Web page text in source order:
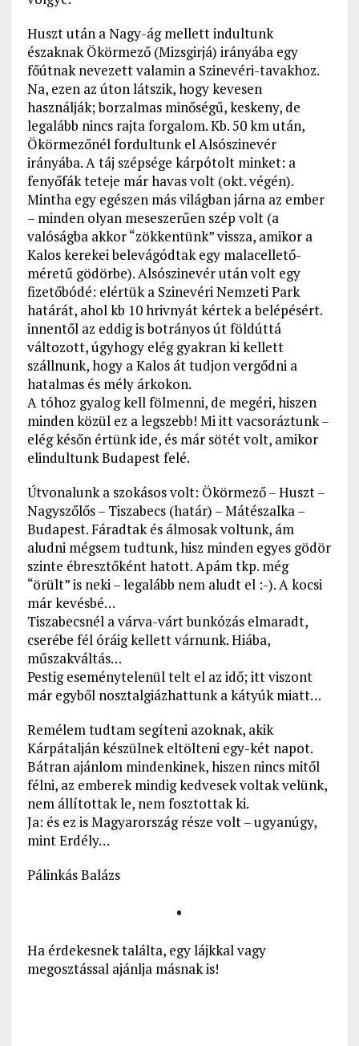
Huszt után a Nagy-ág mellett indultunk
északnak Ökörmező (Mizsgirjá) irányába egy
főútnak nevezett valamin a Szinevéri-tavakhoz.
Na, ezen az úton látszik, hogy kevesen
használják; borzalmas minőségű, keskeny, de
legalább nincs rajta forgalom. Kb. 50 km után,
Ökörmezőnél fordultunk el Alsószinevér
irányába. A táj szépsége kárpótolt minket: a
fenyőfák teteje már havas volt (okt. végén).
Mintha egy egészen más világban járna az ember
– minden olyan meseszerűen szép volt (a
valóságba akkor “zökkentünk” vissza, amikor a
Kalos kerekei belevágódtak egy malacellető-
méretű gödörbe). Alsószinevér után volt egy
fizetőbódé: elértük a Szinevéri Nemzeti Park
határát, ahol kb 10 hrivnyát kértek a belépésért.
innentől az eddig is botrányos út földúttá
változott, úgyhogy elég gyakran ki kellett
szállnunk, hogy a Kalos át tudjon vergődni a
hatalmas és mély árkokon.
A tóhoz gyalog kell fölmenni, de megéri, hiszen
minden közül ez a legszebb! Mi itt vacsoráztunk –
elég későn értünk ide, és már sötét volt, amikor
elindultunk Budapest felé.
Útvonalunk a szokásos volt: Ökörmező – Huszt –
Nagyszőlős – Tiszabecs (határ) – Mátészalka –
Budapest. Fáradtak és álmosak voltunk, ám
aludni mégsem tudtunk, hisz minden egyes gödör
szinte ébresztőként hatott. Apám tkp. még
“örült” is neki – legalább nem aludt el :-). A kocsi
már kevésbé…
Tiszabecsnél a várva-várt bunkózás elmaradt,
cserébe fél óráig kellett várnunk. Hiába,
műszakváltás…
Pestig eseménytelenül telt el az idő; itt viszont
már egyből nosztalgiázhattunk a kátyúk miatt…
Remélem tudtam segíteni azoknak, akik
Kárpátalján készülnek eltölteni egy-két napot.
Bátran ajánlom mindenkinek, hiszen nincs mitől
félni, az emberek mindig kedvesek voltak velünk,
nem állítottak le, nem fosztottak ki.
Ja: és ez is Magyarország része volt – ugyanúgy,
mint Erdély…
Pálinkás Balázs
•
Ha érdekesnek találta, egy lájkkal vagy
megosztással ajánlja másnak is!